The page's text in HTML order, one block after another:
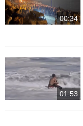
00:34
01:53